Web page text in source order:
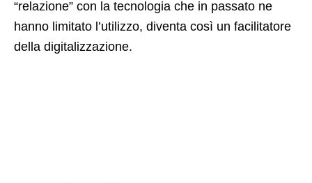
“relazione” con la tecnologia che in passato ne
hanno limitato l’utilizzo, diventa così un facilitatore
della digitalizzazione.